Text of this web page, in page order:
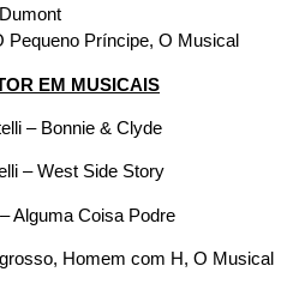
Dumont
Pequeno Príncipe, O Musical
EM MUSICAIS
– Bonnie & Clyde
– West Side Story
Alguma Coisa Podre
Homem com H, O Musical